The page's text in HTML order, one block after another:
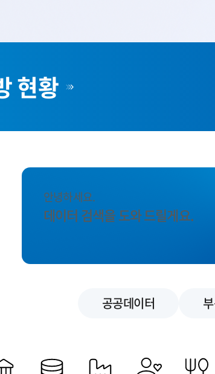
현황
안녕하세요.
데이터 검색을 도와 드릴게요.
공공데이터